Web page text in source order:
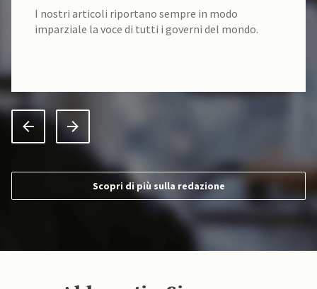
I nostri articoli riportano sempre in modo
imparziale la voce di tutti i governi del mondo.
Scopri di più sulla redazione